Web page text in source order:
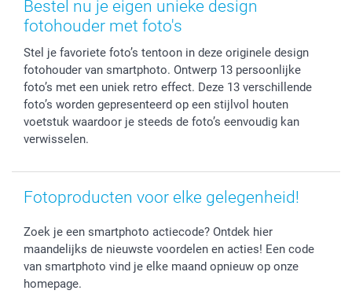
Fotokaders, Decoratie en Snoepjes
Afstuderen
Vaderdag
Verjaardag
Geboorte
Herroepingsrecht
Wettelijke garantie
Privacybeleid
Cookiebeleid
Prijslijst
Jobs & Stages
smartbonus
Grote bestellingen
Levering
Mijn orderstatus
smartfriends
Bestel nu je eigen unieke design
fotohouder met foto's
Stel je favoriete foto’s tentoon in deze originele design
fotohouder van smartphoto. Ontwerp 13 persoonlijke
foto’s met een uniek retro effect. Deze 13 verschillende
foto’s worden gepresenteerd op een stijlvol houten
voetstuk waardoor je steeds de foto’s eenvoudig kan
verwisselen.
Fotoproducten voor elke gelegenheid!
Zoek je een smartphoto actiecode? Ontdek hier
maandelijks de nieuwste voordelen en acties! Een code
van smartphoto vind je elke maand opnieuw op onze
homepage.